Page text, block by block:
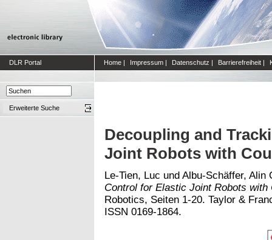
DLR Portal Home | Impressum | Datenschutz | Barrierefreiheit |
Erweiterte Suche
Decoupling and
Joint Robots with
Le-Tien, Luc und Albu-Schäffer, Alin
Control for Elastic Joint Robots with
Robotics, Seiten 1-20. Taylor &
ISSN 0169-1864.